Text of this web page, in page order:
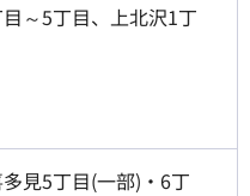
～5丁目、上北沢1丁
見5丁目(一部)・6丁